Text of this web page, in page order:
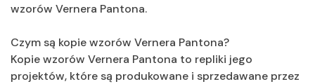
wzorów Vernera Pantona.
Czym są kopie wzorów Vernera Pantona?
Kopie wzorów Vernera Pantona to repliki jego
projektów, które są produkowane i sprzedawane przez